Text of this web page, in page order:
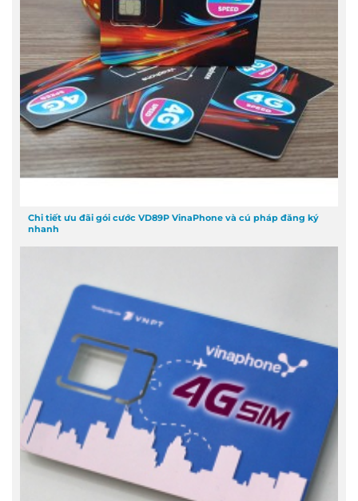
Chi tiết ưu đãi gói cước VD89P VinaPhone và cú pháp đăng ký
nhanh